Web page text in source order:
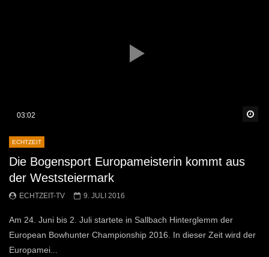
03:02
ECHTZEIT
Die Bogensport Europameisterin kommt aus
der Weststeiermark
ECHTZEIT-TV 9. JULI 2016
Am 24. Juni bis 2. Juli startete in Sallbach Hinterglemm der
European Bowhunter Championship 2016. In dieser Zeit wird der
Europamei...